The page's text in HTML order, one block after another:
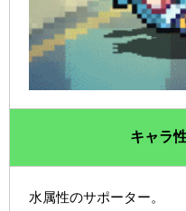
キャラ
水属性のサポーター。